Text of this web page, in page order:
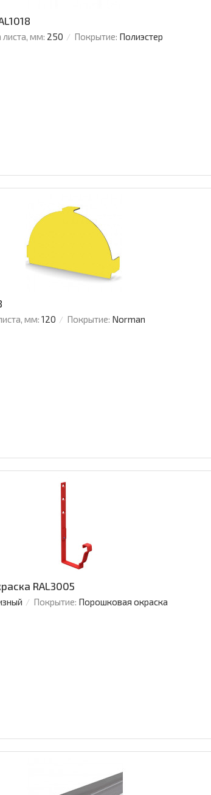
мм: 250 Покрытие: Полиэстер
мм: 120 Покрытие: Norman
RAL3005
Покрытие: Порошковая окраска